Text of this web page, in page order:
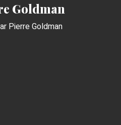
Goldman
Pierre Goldman